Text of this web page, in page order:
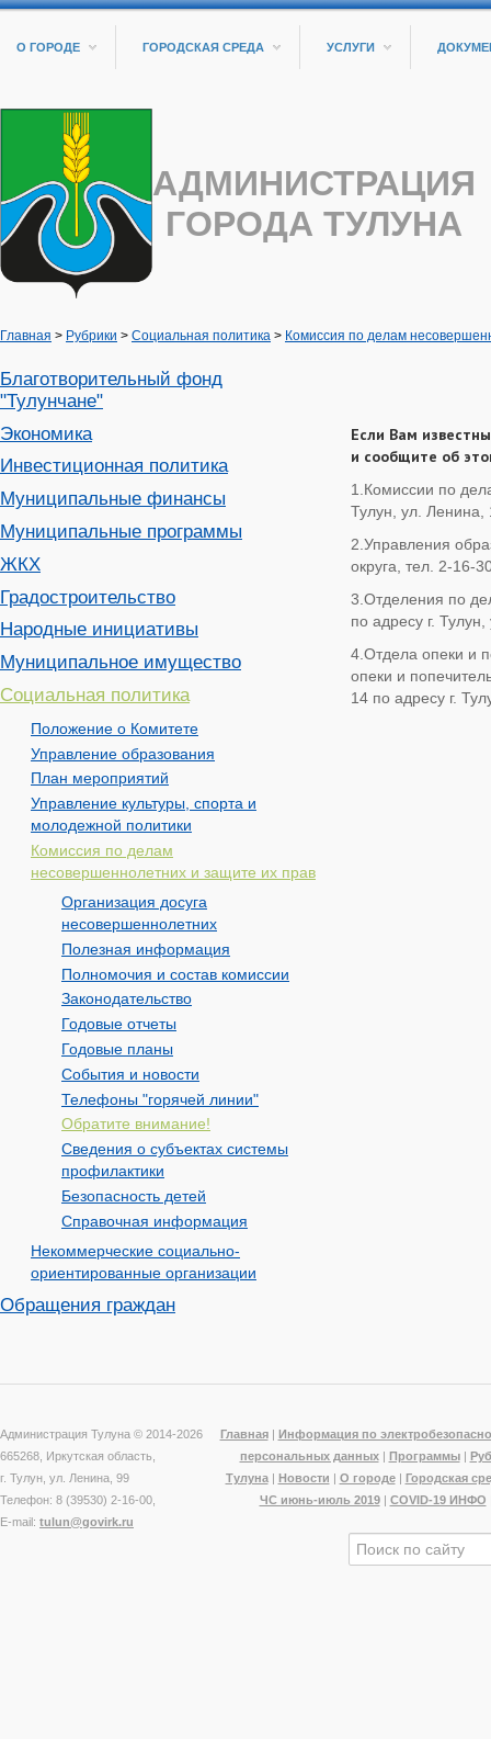
О ГОРОДЕ ГОРОДСКАЯ СРЕДА УСЛУГИ
АДМИНИСТРАЦИЯ
ГОРОДА ТУЛУНА
Главная > Рубрики > Социальная политика > Комиссия по делам
Благотворительный фонд
"Тулунчане"
Экономика
Инвестиционная политика
Муниципальные финансы
Муниципальные программы
ЖКХ
Градостроительство
Народные инициативы
Муниципальное имущество
Социальная политика
Положение о Комитете
Управление образования
План мероприятий
Управление культуры, спорта и
молодежной политики
Комиссия по делам
несовершеннолетних и защите их прав
Организация досуга
несовершеннолетних
Полезная информация
Полномочия и состав комиссии
Законодательство
Годовые отчеты
Годовые планы
События и новости
Телефоны "горячей линии"
Обратите внимание!
Сведения о субъектах системы
профилактики
Безопасность детей
Справочная информация
Некоммерческие социально-
ориентированные организации
Обращения граждан
Если Вам
и сообщите об
1.Комиссии по
Тулун, ул. Ленина,
2.Управления
округа, тел. 2-16-
3.Отделения по
по адресу г.
4.Отдела опеки и
опеки и
14 по адресу г.
Администрация Тулуна © 2014-2026
665268, Иркутская область,
г. Тулун, ул. Ленина, 99
Телефон: 8 (39530) 2-16-00,
E-mail: tulun@govirk.ru
Главная| Информация по
персональных данных| Программы|
Тулуна| Новости | О городе| Городская
ЧС июнь-июль 2019| COVID-19 ИНФО